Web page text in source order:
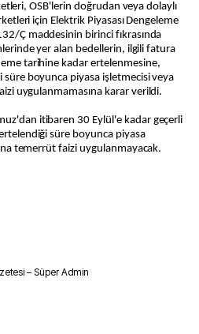
OSB'lerin doğrudan veya dolaylı
için Elektrik Piyasası Dengeleme
Ç maddesinin birinci fıkrasında
yer alan bedellerin, ilgili fatura
tarihine kadar ertelenmesine,
boyunca piyasa işletmecisi veya
uygulanmamasına karar verildi.
itibaren 30 Eylül'e kadar geçerli
süre boyunca piyasa
temerrüt faizi uygulanmayacak.
– Süper Admin